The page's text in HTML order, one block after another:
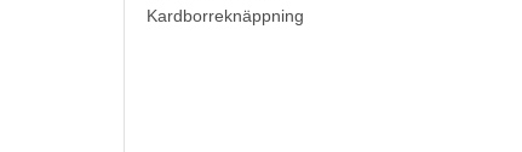
Kardborreknäppning